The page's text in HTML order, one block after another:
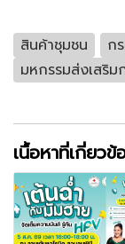
สินค้าชุมชน
ก
มหกรรมส่งเสริ
เนื้อหาที่เกี่ยวข้